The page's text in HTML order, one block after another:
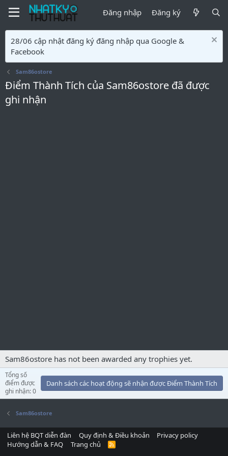
Đăng nhập Đăng ký
28/06 cập nhật đăng ký đăng nhập qua Google &
Facebook
Sam86ostore
Điểm Thành Tích của Sam86ostore đã được
ghi nhận
Sam86ostore has not been awarded any trophies yet.
Tổng số
điểm được
ghi nhận: 0
Danh sách các hoạt động sẽ nhận được Điểm Thành Tích
Sam86ostore
Liên hệ BQT diễn đàn Quy định & Điều khoản
Privacy policy
Hướng dẫn & FAQ
Trang chủ
R